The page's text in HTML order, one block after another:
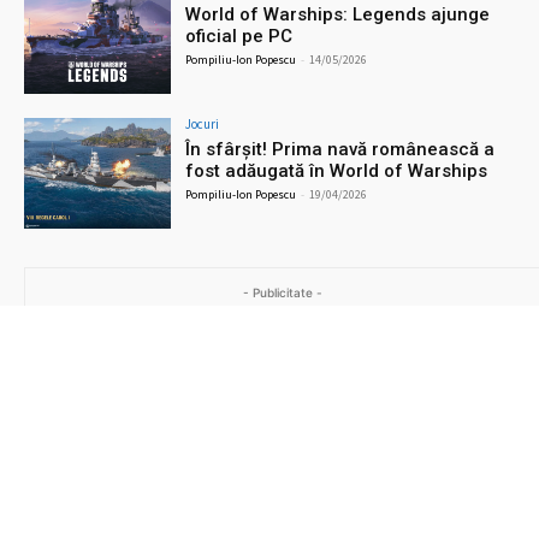
World of Warships: Legends ajunge
oficial pe PC
Pompiliu-Ion Popescu - 14/05/2026
Jocuri
În sfârșit! Prima navă românească a
fost adăugată în World of Warships
Pompiliu-Ion Popescu - 19/04/2026
- Publicitate -